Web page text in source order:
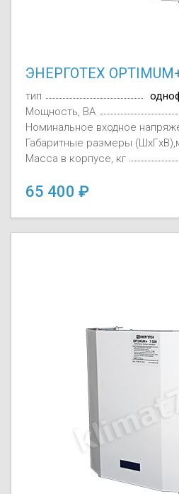
ЭНЕРГОТЕХ
тип
Мощность, ВА
Номинальное входное
Габаритные размеры
Масса в корпусе, кг
65 400